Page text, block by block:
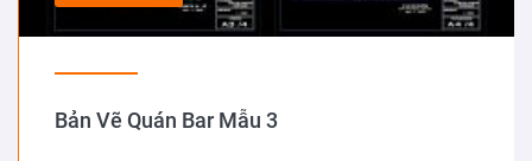
Bản Vẽ Quán Bar Mẫu 3